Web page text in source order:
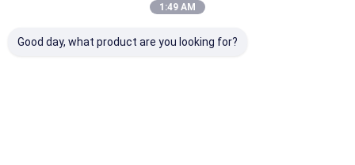
1:49 AM
Good day, what product are you looking for?